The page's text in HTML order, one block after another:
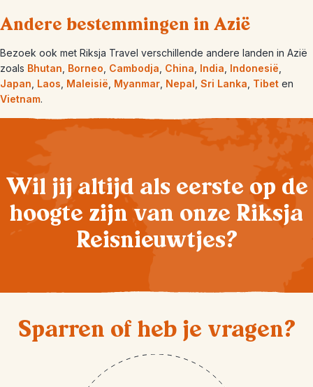
Andere bestemmingen in Azië
Bezoek ook met Riksja Travel verschillende andere landen in Azië
zoals Bhutan Borneo Cambodja China India Indonesië
Japan Laos Maleisië Myanmar Nepal Sri Lanka Tibet en
Vietnam.
Wil jij altijd als eerste op de
hoogte zijn van onze Riksja
Reisnieuwtjes?
Sparren of heb je vragen?